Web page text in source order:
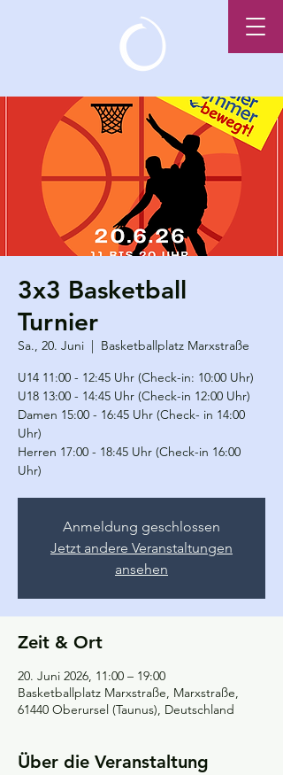
3x3 Basketball
Turnier
Sa., 20. Juni
  |
Basketballplatz Marxstraße
U14 11:00 - 12:45 Uhr (Check-in: 10:00 Uhr)
U18 13:00 - 14:45 Uhr (Check-in 12:00 Uhr)
Damen 15:00 - 16:45 Uhr (Check- in 14:00
Uhr)
Herren 17:00 - 18:45 Uhr (Check-in 16:00
Uhr)
Anmeldung geschlossen
Jetzt andere Veranstaltungen
ansehen
Zeit & Ort
20. Juni 2026, 11:00 – 19:00
Basketballplatz Marxstraße, Marxstraße,
61440 Oberursel (Taunus), Deutschland
Über die Veranstaltung